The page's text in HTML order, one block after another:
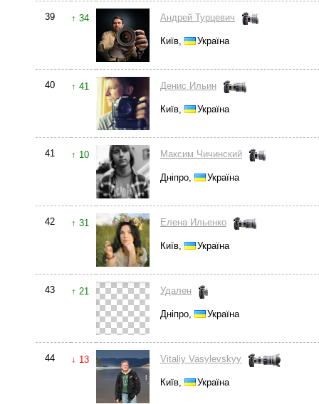
39 ↑ 34 Андрей Турцевич
Київ, Україна
40 ↑ 41 Денис Ильин
Київ, Україна
41 ↑ 10 Максим Чичинский
Дніпро, Україна
42 ↑ 31 Елена Ильенко
Київ, Україна
43 ↑ 21 Удален
Дніпро, Україна
44 ↓ 13 Vitaliy Vasylevskyy
Київ, Україна